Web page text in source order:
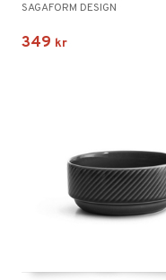
SAGAFORM DESIGN
349 kr